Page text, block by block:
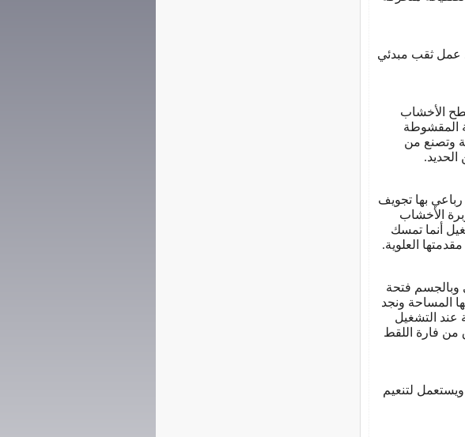
عمل ثقب مبدئي
الأخشاب
المقشوطة
وتصنع من
الحديد.
بها تجويف
الأخشاب
أنما تمسك
العلوية.
فتحة
المساحة ونجد
التشغيل
من فارة اللقط
لتنعيم